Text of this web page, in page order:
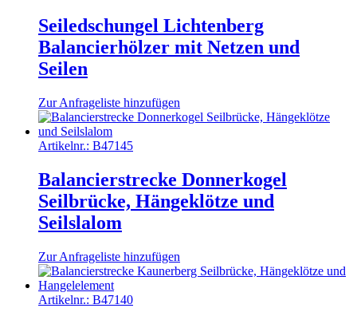
Seiledschungel Lichtenberg
Balancierhölzer mit Netzen und
Seilen
Zur Anfrageliste hinzufügen
Artikelnr.: B47145
Balancierstrecke Donnerkogel
Seilbrücke, Hängeklötze und
Seilslalom
Zur Anfrageliste hinzufügen
Artikelnr.: B47140